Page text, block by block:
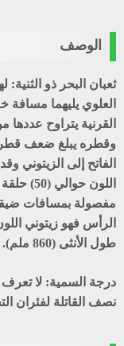
الوصف
ثعبان البحر ذو
العلوي يليهما مسافة
وقطره يبلغ ضعف قطر
الفاتح إلى الزيتوني
اللون
مفصولة بمسافات
طول الأنثى (860 ملم).
درجة السمية: لا تعرف
نصف القاتلة لفئران التجارب